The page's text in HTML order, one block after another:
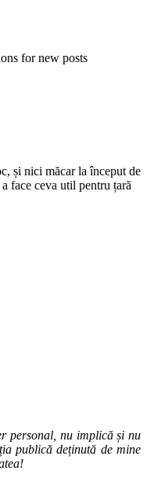
for new posts
și nici măcar la început de
face ceva util pentru țară
personal, nu implică și nu
publică deținută de mine